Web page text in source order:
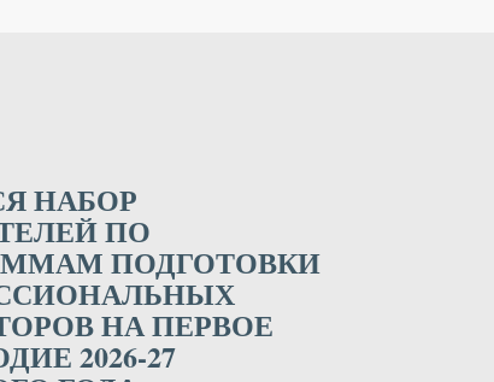
НАБОР
ПО
ПОДГОТОВКИ
НА ПЕРВОЕ
2026-27